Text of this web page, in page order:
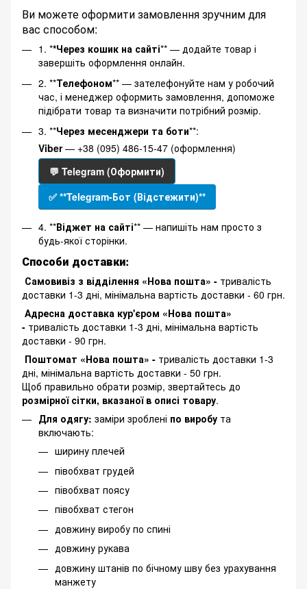
Ви можете оформити замовлення зручним для
вас способом:
1. **Через кошик на сайті** — додайте товар і
завершіть оформлення онлайн.
2. **Телефоном** — зателефонуйте нам у робочий
час, і менеджер оформить замовлення, допоможе
підібрати товар та визначити потрібний розмір.
3. **Через месенджери та боти**:
Viber— +38 (095) 486-15-47 (оформлення)
💬 Telegram (Оформити)
✅ **Telegram-Бот (Відстежити)**
4. **Віджет на сайті** — напишіть нам просто з
будь-якої сторінки.
Способи доставки:
Самовивіз з відділення «Нова пошта» - тривалість
доставки 1-3 дні, мінімальна вартість доставки - 60 грн.
Адресна доставка кур'єром «Нова пошта»
- тривалість доставки 1-3 дні, мінімальна вартість
доставки - 90 грн.
Поштомат «Нова пошта» - тривалість доставки 1-3
дні, мінімальна вартість доставки - 50 грн.
Щоб правильно обрати розмір, звертайтесь до
розмірної сітки, вказаної в описі товару.
Для одягу: заміри зроблені по виробу та
включають:
ширину плечей
півобхват грудей
півобхват поясу
півобхват стегон
довжину виробу по спині
довжину рукава
довжину штанів по бічному шву без урахування
манжету